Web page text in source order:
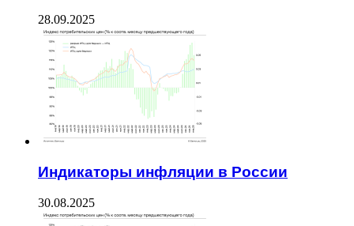
28.09.2025
Индикаторы инфляции в России
30.08.2025